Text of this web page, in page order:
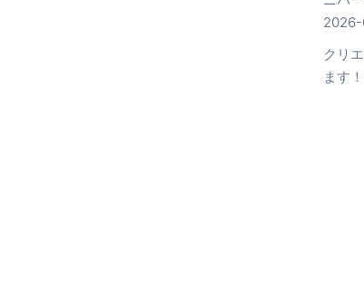
クリ
ます！